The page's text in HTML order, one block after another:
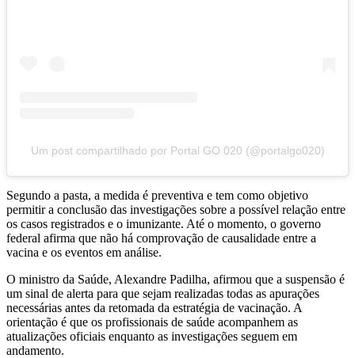
Um post compartilhado por Portal GO 020 (@portalgo020)
Segundo a pasta, a medida é preventiva e tem como objetivo
permitir a conclusão das investigações sobre a possível relação entre
os casos registrados e o imunizante. Até o momento, o governo
federal afirma que não há comprovação de causalidade entre a
vacina e os eventos em análise.
O ministro da Saúde, Alexandre Padilha, afirmou que a suspensão é
um sinal de alerta para que sejam realizadas todas as apurações
necessárias antes da retomada da estratégia de vacinação. A
orientação é que os profissionais de saúde acompanhem as
atualizações oficiais enquanto as investigações seguem em
andamento.